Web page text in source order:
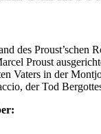
des
Proust
Vaters in der
der Tod